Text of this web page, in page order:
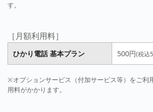
す。
［月額利用料］
ひかり電話 基本プラン 500円(税込
※オプションサービス（付加サービス等）をご利
用料がかかります。